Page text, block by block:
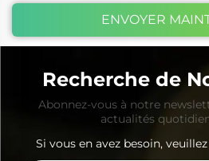
ENVOYER
Recherche de
Abonnez-vous à notre
actualités
Si vous en avez besoin,